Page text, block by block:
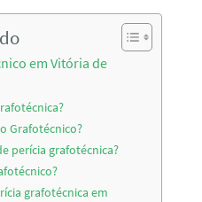
em Vitória de
Grafotécnico?
perícia grafotécnica?
grafotécnica em